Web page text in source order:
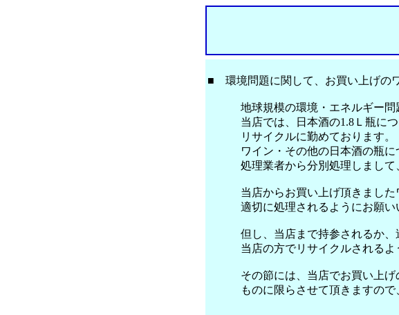
■ 環境問題に関して、お買い上げの
地球規模の環境・エネルギー問題
当店では、日本酒の1.8Ｌ瓶につき
リサイクルに勤めております。
ワイン・その他の日本酒の瓶につ
処理業者から分別処理しまして、
当店からお買い上げ頂きましたワ
適切に処理されるようにお願い
但し、当店まで持参されるか、送
当店の方でリサイクルされるよう
その節には、当店でお買い上げの
ものに限らさせて頂きますので、